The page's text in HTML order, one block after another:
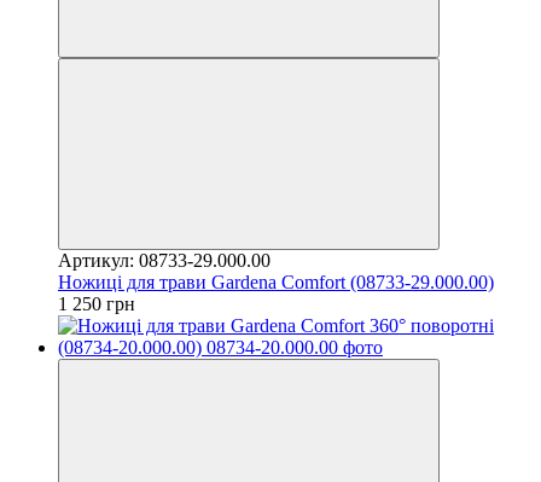
Артикул: 08733-29.000.00
Ножиці для трави Gardena Comfort (08733-29.000.00)
1 250 грн